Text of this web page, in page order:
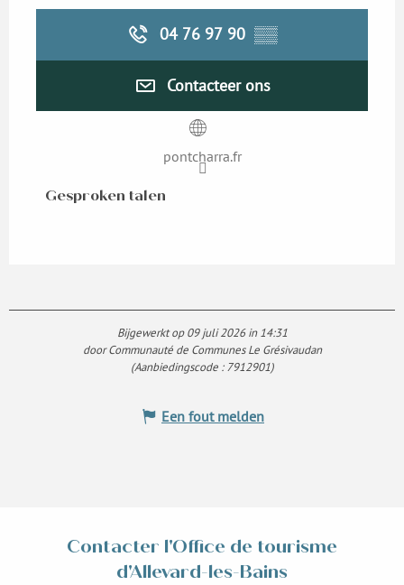
04 76 97 90 ▒▒
Contacteer ons
pontcharra.fr
Gesproken talen
Gesproken talen
Bijgewerkt op 09 juli 2026 in 14:31
door Communauté de Communes Le Grésivaudan
(Aanbiedingscode :7912901)
Een fout melden
Contacter l'Office de tourisme
d'Allevard-les-Bains